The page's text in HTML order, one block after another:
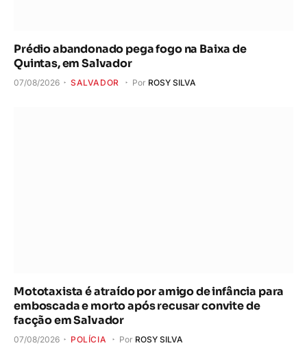
Prédio abandonado pega fogo na Baixa de
Quintas, em Salvador
07/08/2026 SALVADOR Por ROSY SILVA
Mototaxista é atraído por amigo de infância para
emboscada e morto após recusar convite de
facção em Salvador
07/08/2026 POLÍCIA Por ROSY SILVA